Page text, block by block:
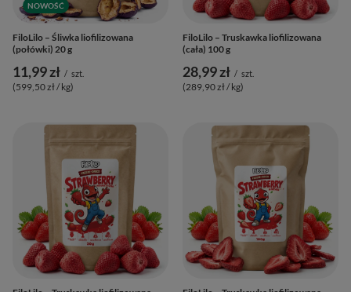
NOWOŚĆ
FiloLilo – Śliwka liofilizowana
(połówki) 20 g
11,99 zł / szt.
(599,50 zł / kg)
FiloLilo – Truskawka liofilizowana
(cała) 100 g
28,99 zł / szt.
(289,90 zł / kg)